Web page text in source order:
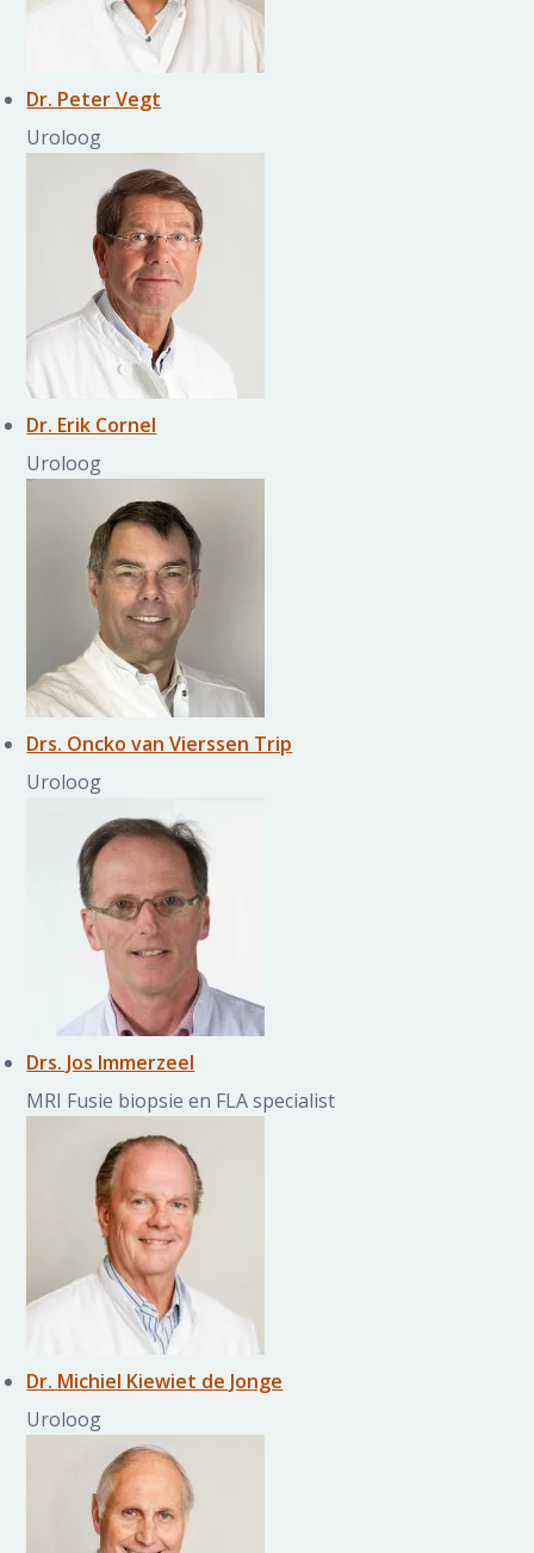
Dr. Peter Vegt
Uroloog
Dr. Erik Cornel
Uroloog
Drs. Oncko van Vierssen Trip
Uroloog
Drs. Jos Immerzeel
MRI Fusie biopsie en FLA specialist
Dr. Michiel Kiewiet de Jonge
Uroloog